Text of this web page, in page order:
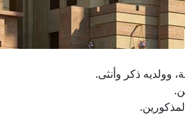
وولديه ذكر وأنثى.